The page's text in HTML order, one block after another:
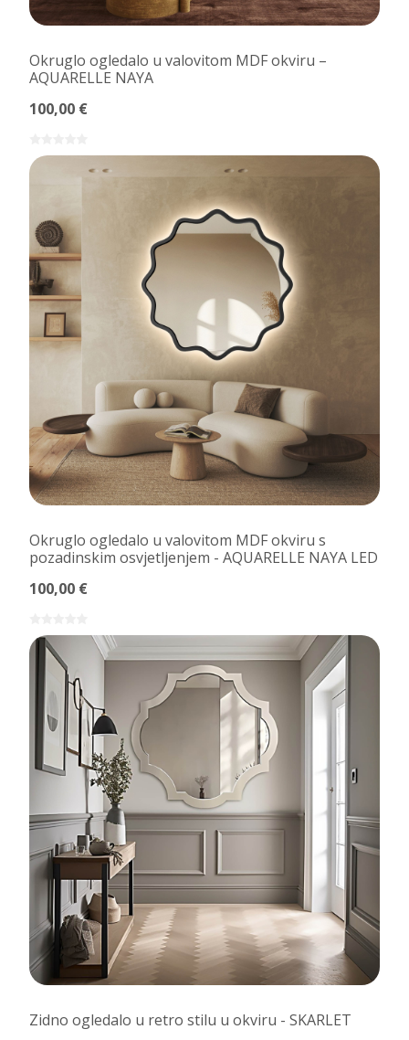
Okruglo ogledalo u valovitom MDF okviru –
AQUARELLE NAYA
100,00 €
Okruglo ogledalo u valovitom MDF okviru s
pozadinskim osvjetljenjem - AQUARELLE NAYA LED
100,00 €
Zidno ogledalo u retro stilu u okviru - SKARLET